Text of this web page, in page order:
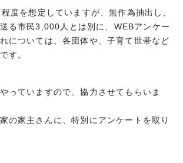
度を想定していますが、無作為抽出し、
る市民3,000人とは別に、WEBアンケー
については、各団体や、子育て世帯など
す。
っていますので、協力させてもらいま
の家主さんに、特別にアンケートを取り